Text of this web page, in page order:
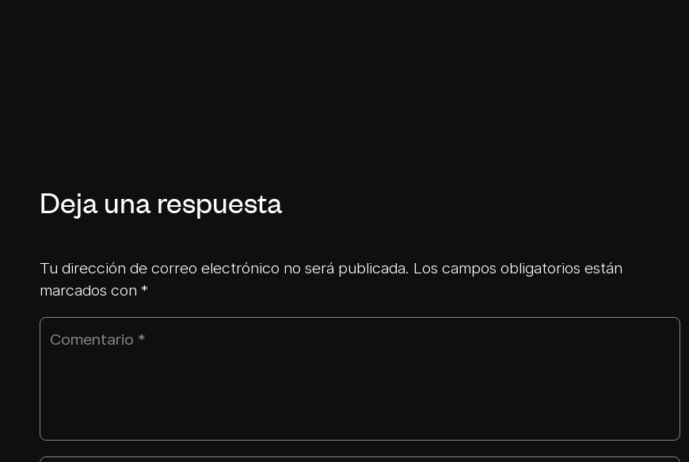
Deja una respuesta
Tu dirección de correo electrónico no será publicada. Los campos obligatorios están
marcados con *